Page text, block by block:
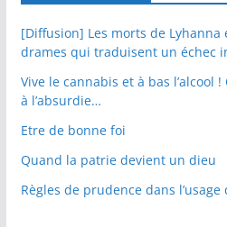
[Diffusion] Les morts de Lyhanna
drames qui traduisent un échec
Vive le cannabis et à bas l’alcool !
à l’absurdie…
Etre de bonne foi
Quand la patrie devient un dieu
Règles de prudence dans l’usage